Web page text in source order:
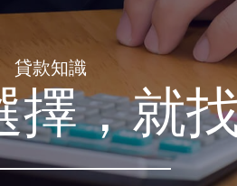
貸款知識
擇，就